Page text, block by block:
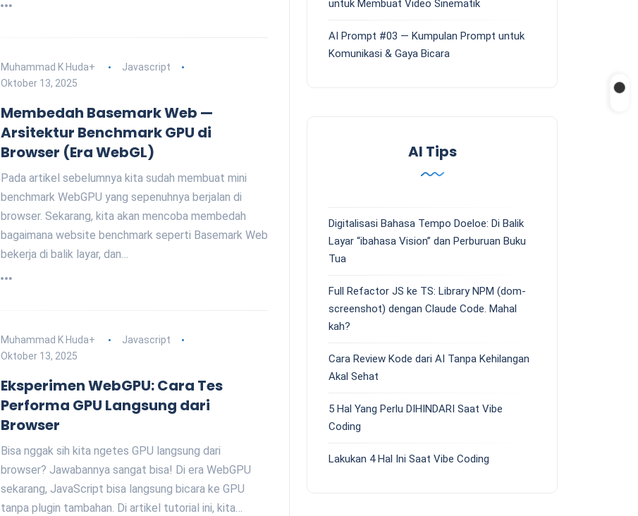
Muhammad K Huda+
Javascript
Oktober 13, 2025
Membedah Basemark Web —
Arsitektur Benchmark GPU di
Browser (Era WebGL)
Pada artikel sebelumnya kita sudah membuat mini
benchmark WebGPU yang sepenuhnya berjalan di
browser. Sekarang, kita akan mencoba membedah
bagaimana website benchmark seperti Basemark Web
bekerja di balik layar, dan…
Muhammad K Huda+
Javascript
Oktober 13, 2025
Eksperimen WebGPU: Cara Tes
Performa GPU Langsung dari
Browser
Bisa nggak sih kita ngetes GPU langsung dari
browser? Jawabannya sangat bisa! Di era WebGPU
sekarang, JavaScript bisa langsung bicara ke GPU
tanpa plugin tambahan. Di artikel tutorial ini, kita…
untuk Membuat Video Sinematik
AI Prompt #03 — Kumpulan Prompt untuk
Komunikasi & Gaya Bicara
AI Tips
Digitalisasi Bahasa Tempo Doeloe: Di Balik
Layar “ibahasa Vision” dan Perburuan Buku
Tua
Full Refactor JS ke TS: Library NPM (dom-
screenshot) dengan Claude Code. Mahal
kah?
Cara Review Kode dari AI Tanpa Kehilangan
Akal Sehat
5 Hal Yang Perlu DIHINDARI Saat Vibe
Coding
Lakukan 4 Hal Ini Saat Vibe Coding